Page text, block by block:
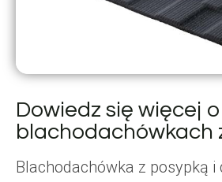
Dowiedz się więcej o
blachodachówkach
Blachodachówka z posypką i